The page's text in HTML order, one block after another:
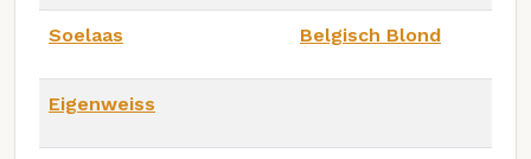
Soelaas Belgisch Blond
Eigenweiss